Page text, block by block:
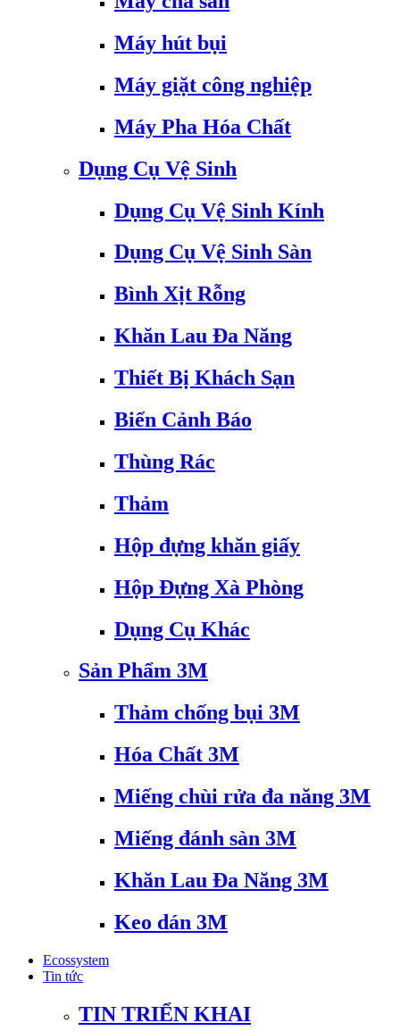
Máy hút bụi
Máy giặt công nghiệp
Máy Pha Hóa Chất
Dụng Cụ Vệ Sinh
Dụng Cụ Vệ Sinh Kính
Dụng Cụ Vệ Sinh Sàn
Bình Xịt Rỗng
Khăn Lau Đa Năng
Thiết Bị Khách Sạn
Biển Cảnh Báo
Thùng Rác
Thảm
Hộp đựng khăn giấy
Hộp Đựng Xà Phòng
Dụng Cụ Khác
Sản Phẩm 3M
Thảm chống bụi 3M
Hóa Chất 3M
Miếng chùi rửa đa năng 3M
Miếng đánh sàn 3M
Khăn Lau Đa Năng 3M
Keo dán 3M
Ecossystem
Tin tức
TIN TRIỂN KHAI